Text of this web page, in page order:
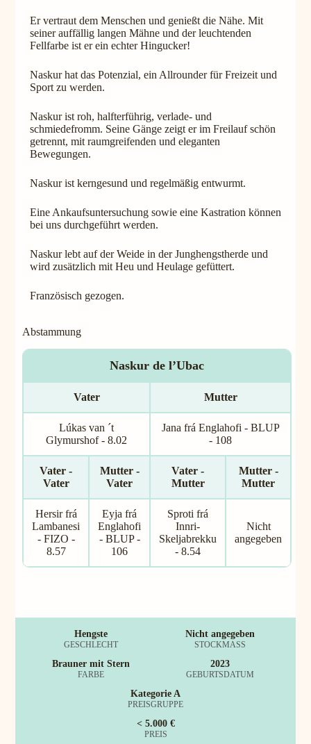
Er vertraut dem Menschen und genießt die Nähe. Mit
seiner auffällig langen Mähne und der leuchtenden
Fellfarbe ist er ein echter Hingucker!
Naskur hat das Potenzial, ein Allrounder für Freizeit und
Sport zu werden.
Naskur ist roh, halfterführig, verlade- und
schmiedefromm. Seine Gänge zeigt er im Freilauf schön
getrennt, mit raumgreifenden und eleganten
Bewegungen.
Naskur ist kerngesund und regelmäßig entwurmt.
Eine Ankaufsuntersuchung sowie eine Kastration können
bei uns durchgeführt werden.
Naskur lebt auf der Weide in der Junghengstherde und
wird zusätzlich mit Heu und Heulage gefüttert.
Französisch gezogen.
Abstammung
Naskur de l’Ubac
Vater Mutter
Lúkas van ´t
Glymurshof - 8.02
Jana frá Englahofi - BLUP
- 108
Vater -
Vater
Mutter -
Vater
Vater -
Mutter
Mutter -
Mutter
Hersir frá
Lambanesi
- FIZO -
8.57
Eyja frá
Englahofi
- BLUP -
106
Sproti frá
Innri-
Skeljabrekku
- 8.54
Nicht
angegeben
Hengste
GESCHLECHT
Brauner mit Stern
FARBE
Nicht angegeben
STOCKMASS
2023
GEBURTSDATUM
Kategorie A
PREISGRUPPE
< 5.000 €
PREIS